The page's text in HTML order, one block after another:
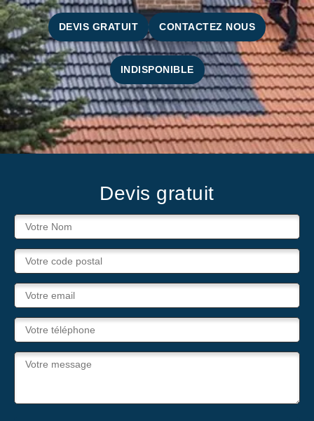
DEVIS GRATUIT CONTACTEZ NOUS
INDISPONIBLE
Devis gratuit